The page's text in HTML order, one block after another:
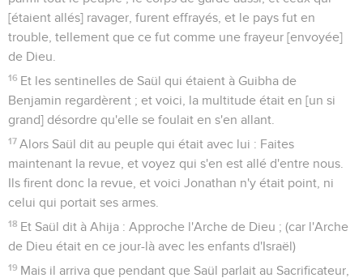
[étaient allés] ravager, furent effrayés, et le pays fut en
trouble, tellement que ce fut comme une frayeur [envoyée]
de Dieu.
16 Et les sentinelles de Saül qui étaient à Guibha de
Benjamin regardèrent ; et voici, la multitude était en [un si
grand] désordre qu'elle se foulait en s'en allant.
17 Alors Saül dit au peuple qui était avec lui : Faites
maintenant la revue, et voyez qui s'en est allé d'entre nous.
Ils firent donc la revue, et voici Jonathan n'y était point, ni
celui qui portait ses armes.
18 Et Saül dit à Ahija : Approche l'Arche de Dieu ; (car l'Arche
de Dieu était en ce jour-là avec les enfants d'Israël)
19 Mais il arriva que pendant que Saül parlait au Sacrificateur,